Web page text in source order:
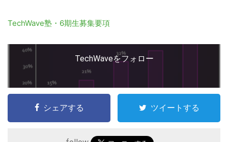
TechWave塾・6期生募集要項
TechWaveをフォロー
シェアする ツイートする